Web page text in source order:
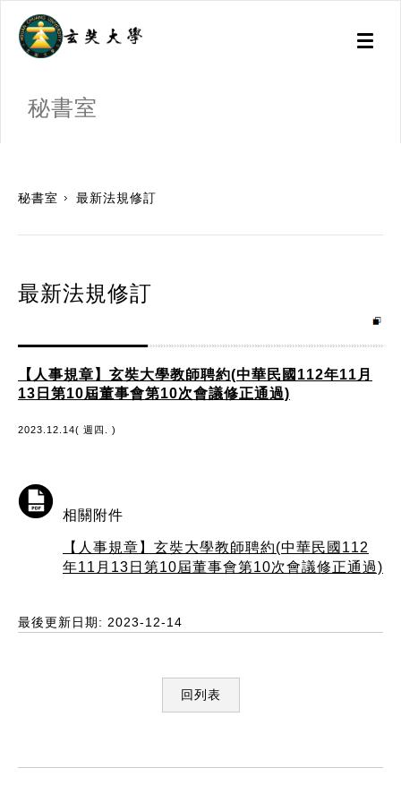
Toggle
秘書室
秘書室 最新法規修訂
最新法規修訂
【人事規章】玄奘大學教師聘約(中華民國112年11月
13日第10屆董事會第10次會議修正通過)
2023.12.14( 週四. )
相關附件
【人事規章】玄奘大學教師聘約(中華民國112
年11月13日第10屆董事會第10次會議修正通過)
最後更新日期: 2023-12-14
回列表